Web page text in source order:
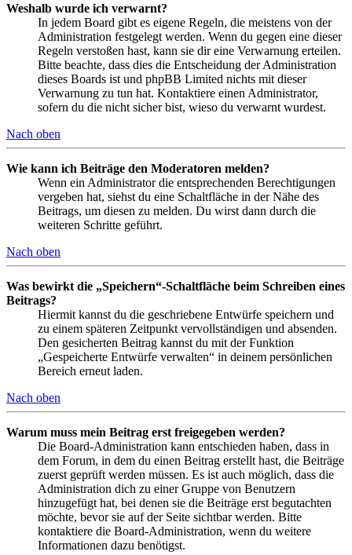
Weshalb wurde ich verwarnt?
In jedem Board gibt es eigene Regeln, die meistens von der
Administration festgelegt werden. Wenn du gegen eine dieser
Regeln verstoßen hast, kann sie dir eine Verwarnung erteilen.
Bitte beachte, dass dies die Entscheidung der Administration
dieses Boards ist und phpBB Limited nichts mit dieser
Verwarnung zu tun hat. Kontaktiere einen Administrator,
sofern du die nicht sicher bist, wieso du verwarnt wurdest.
Nach oben
Wie kann ich Beiträge den Moderatoren melden?
Wenn ein Administrator die entsprechenden Berechtigungen
vergeben hat, siehst du eine Schaltfläche in der Nähe des
Beitrags, um diesen zu melden. Du wirst dann durch die
weiteren Schritte geführt.
Nach oben
Was bewirkt die „Speichern“-Schaltfläche beim Schreiben eines
Beitrags?
Hiermit kannst du die geschriebene Entwürfe speichern und
zu einem späteren Zeitpunkt vervollständigen und absenden.
Den gesicherten Beitrag kannst du mit der Funktion
„Gespeicherte Entwürfe verwalten“ in deinem persönlichen
Bereich erneut laden.
Nach oben
Warum muss mein Beitrag erst freigegeben werden?
Die Board-Administration kann entschieden haben, dass in
dem Forum, in dem du einen Beitrag erstellt hast, die Beiträge
zuerst geprüft werden müssen. Es ist auch möglich, dass die
Administration dich zu einer Gruppe von Benutzern
hinzugefügt hat, bei denen sie die Beiträge erst begutachten
möchte, bevor sie auf der Seite sichtbar werden. Bitte
kontaktiere die Board-Administration, wenn du weitere
Informationen dazu benötigst.